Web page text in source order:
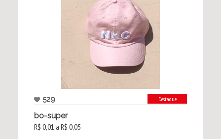
529 Destaque
bo-super
R$ 0,01 a R$ 0,05